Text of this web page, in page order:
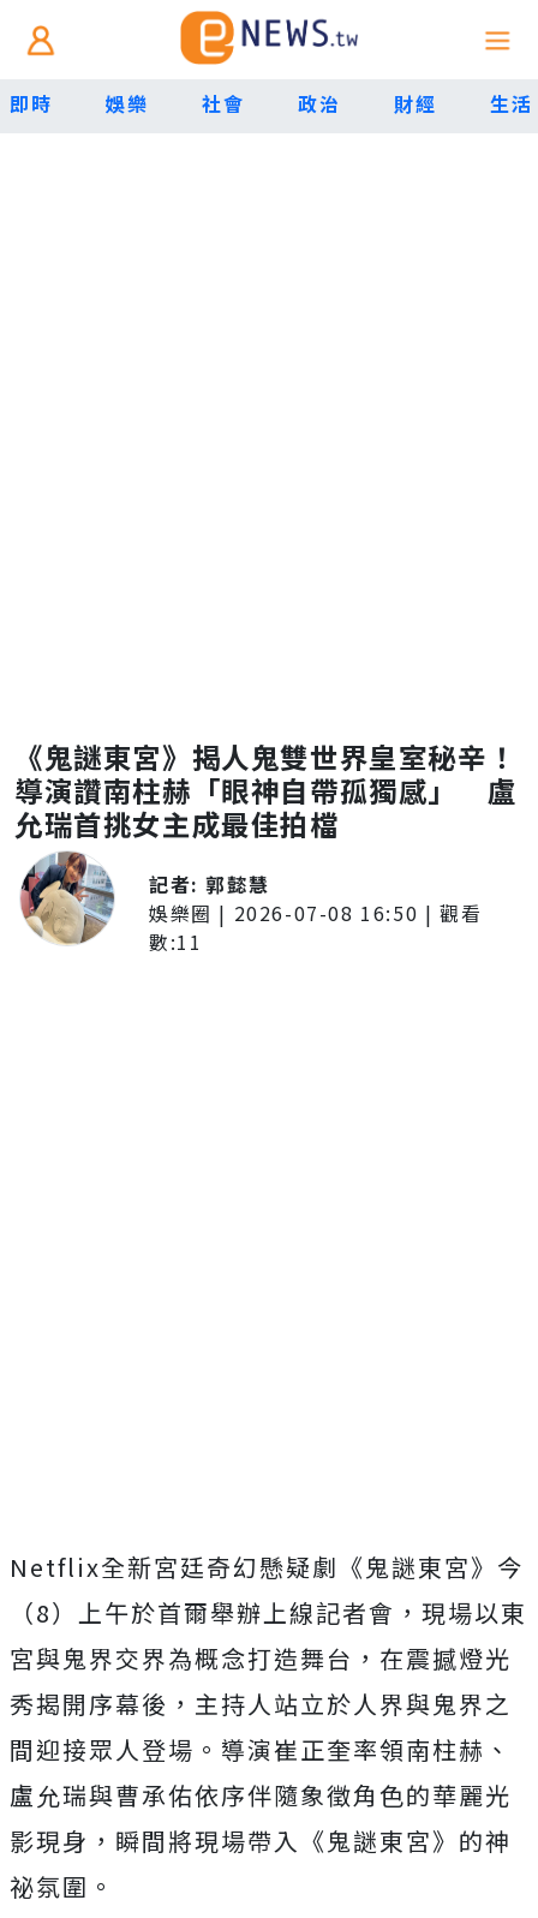
即時 娛樂 社會 政治 財經 生活
《鬼謎東宮》揭人鬼雙世界皇室秘辛！
導演讚南柱赫「眼神自帶孤獨感」 盧
允瑞首挑女主成最佳拍檔
記者:郭懿慧
娛樂圈 | 2026-07-08 16:50 | 觀看
數:11
Netflix全新宮廷奇幻懸疑劇《鬼謎東宮》今
（8） 上午於首爾舉辦上線記者會， 現場以東
宮與鬼界交界為概念打造舞台，在震撼燈光
秀揭開序幕後， 主持人站立於人界與鬼界之
間迎接眾人登場。導演崔正奎率領南柱赫 、
盧允瑞與曹承佑依序伴隨象徵角色的華麗光
影現身， 瞬間將現場帶入《鬼謎東宮》的神
祕氛圍。